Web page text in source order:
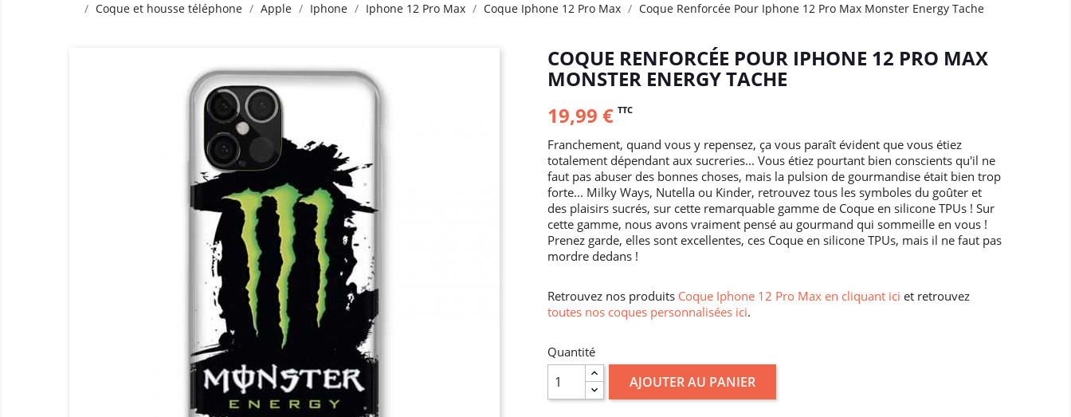
Coque et housse téléphone Apple Iphone Iphone 12 Pro Max Coque Iphone 12 Pro Max Coque Renforcée Pour Iphone 12 Pro Max Monster Energy Tache
COQUE RENFORCÉE POUR IPHONE 12 PRO MAX
MONSTER ENERGY TACHE
19,99 € TTC
Franchement, quand vous y repensez, ça vous paraît évident que vous étiez
totalement dépendant aux sucreries... Vous étiez pourtant bien conscients qu'il ne
faut pas abuser des bonnes choses, mais la pulsion de gourmandise était bien trop
forte... Milky Ways, Nutella ou Kinder, retrouvez tous les symboles du goûter et
des plaisirs sucrés, sur cette remarquable gamme de Coque en silicone TPUs ! Sur
cette gamme, nous avons vraiment pensé au gourmand qui sommeille en vous !
Prenez garde, elles sont excellentes, ces Coque en silicone TPUs, mais il ne faut pas
mordre dedans !
Retrouvez nos produits Coque Iphone 12 Pro Max en cliquant ici et retrouvez
toutes nos coques personnalisées ici.
Quantité
AJOUTER AU PANIER